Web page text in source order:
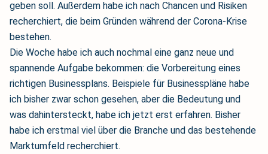
geben soll. Außerdem habe ich nach Chancen und Risiken
recherchiert, die beim Gründen während der Corona-Krise
bestehen.
Die Woche habe ich auch nochmal eine ganz neue und
spannende Aufgabe bekommen: die Vorbereitung eines
richtigen Businessplans. Beispiele für Businesspläne habe
ich bisher zwar schon gesehen, aber die Bedeutung und
was dahintersteckt, habe ich jetzt erst erfahren. Bisher
habe ich erstmal viel über die Branche und das bestehende
Marktumfeld recherchiert.